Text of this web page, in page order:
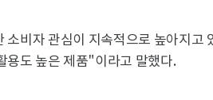
비자 관심이 지속적으로 높아지고
용도 높은 제품"이라고 말했다.